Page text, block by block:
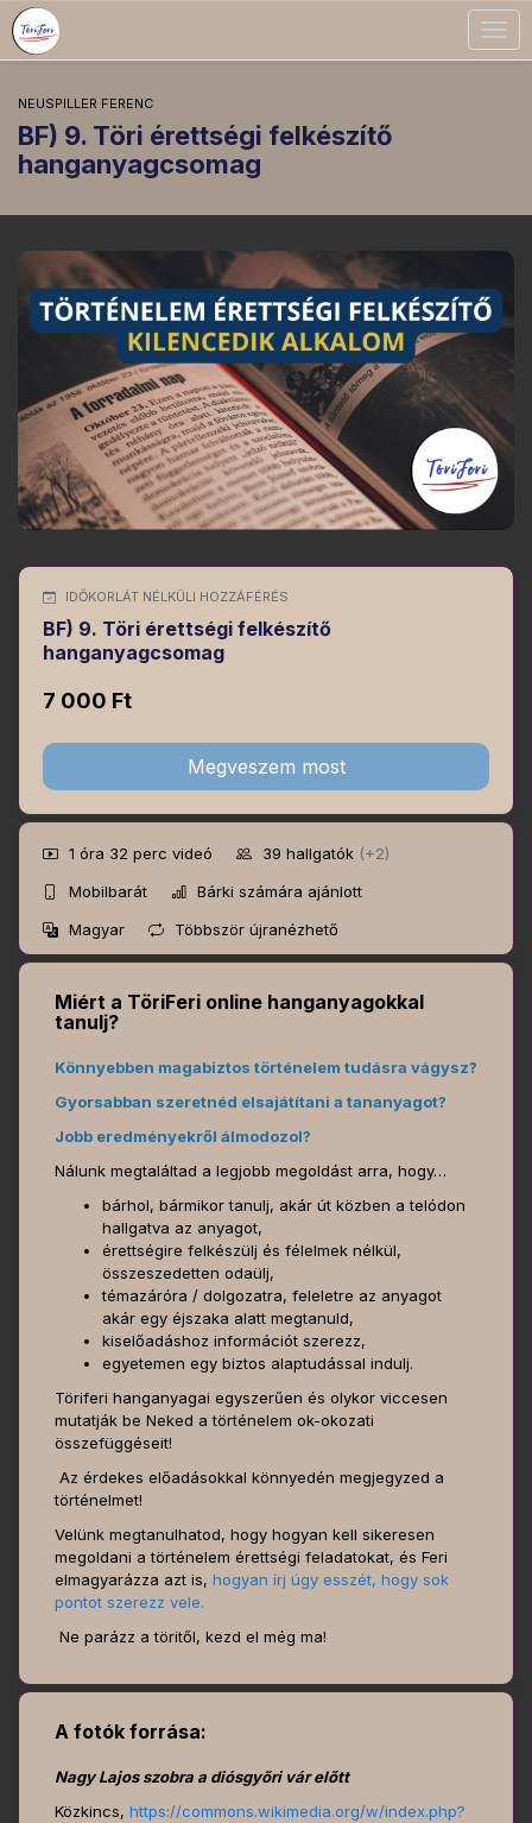
NEUSPILLER FERENC
BF) 9. Töri érettségi felkészítő
hanganyagcsomag
IDŐKORLÁT NÉLKÜLI HOZZÁFÉRÉS
BF) 9. Töri érettségi felkészítő
hanganyagcsomag
7 000 Ft
Megveszem most
1 óra 32 perc videó 39 hallgatók (+2)
Mobilbarát
Bárki számára ajánlott
Magyar
Többször újranézhető
Miért a TöriFeri online hanganyagokkal
tanulj?
Könnyebben magabiztos történelem tudásra vágysz?
Gyorsabban szeretnéd elsajátítani a tananyagot?
Jobb eredményekről álmodozol?
Nálunk megtaláltad a legjobb megoldást arra, hogy…
bárhol, bármikor tanulj, akár út közben a telódon
hallgatva az anyagot,
érettségire felkészülj és félelmek nélkül,
összeszedetten odaülj,
témazáróra / dolgozatra, feleletre az anyagot
akár egy éjszaka alatt megtanuld,
kiselőadáshoz információt szerezz,
egyetemen egy biztos alaptudással indulj.
Töriferi hanganyagai egyszerűen és olykor viccesen
mutatják be Neked a történelem ok-okozati
összefüggéseit!
Az érdekes előadásokkal könnyedén megjegyzed a
történelmet!
Velünk megtanulhatod, hogy hogyan kell sikeresen
megoldani a történelem érettségi feladatokat, és Feri
elmagyarázza azt is, hogyan írj úgy esszét, hogy sok
pontot szerezz vele.
Ne parázz a töritől, kezd el még ma!
A fotók forrása:
Nagy Lajos szobra a diósgyőri vár előtt
Közkincs, https://commons.wikimedia.org/w/index.php?